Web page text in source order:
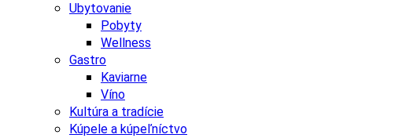
Ubytovanie
Pobyty
Wellness
Gastro
Kaviarne
Víno
Kultúra a tradície
Kúpele a kúpeľníctvo